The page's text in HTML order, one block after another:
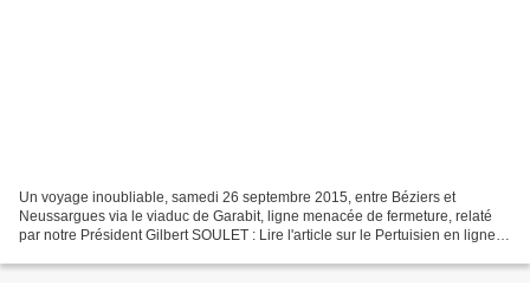
Un voyage inoubliable, samedi 26 septembre 2015, entre Béziers et
Neussargues via le viaduc de Garabit, ligne menacée de fermeture, relaté
par notre Président Gilbert SOULET : Lire l'article sur le Pertuisien en ligne =